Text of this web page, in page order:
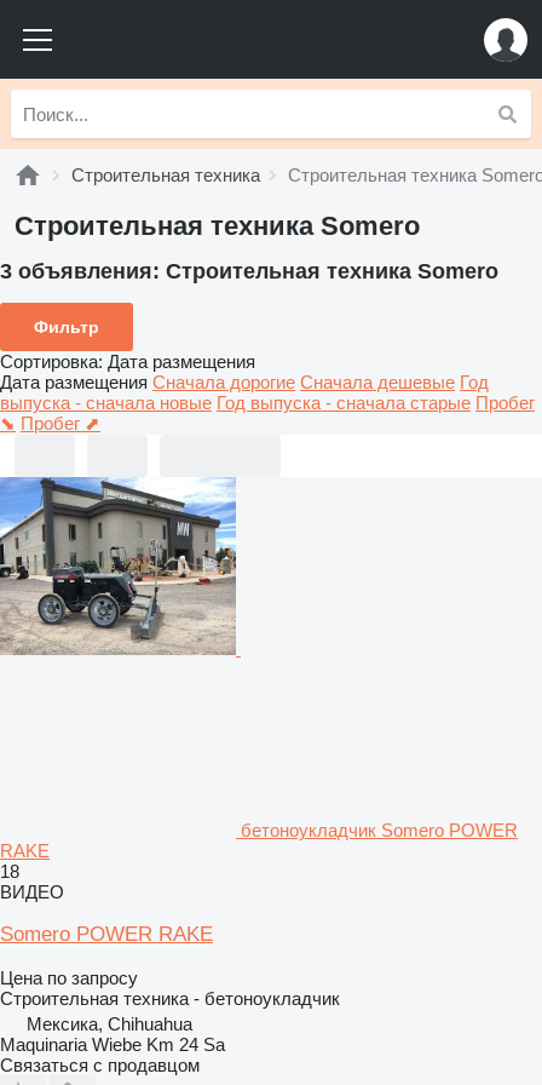
Строительная техника Строительная техника
Строительная техника Somero
3 объявления: Строительная техника Somero
Фильтр
Сортировка: Дата размещения
Дата размещения Сначала дорогие Сначала дешевые Год
выпуска - сначала новые Год выпуска - сначала старые Пробег
⬊ Пробег ⬈
бетоноукладчик Somero POWER
RAKE
18
ВИДЕО
Somero POWER RAKE
Цена по запросу
Строительная техника - бетоноукладчик
Мексика, Chihuahua
Maquinaria Wiebe Km 24 Sa
Связаться с продавцом